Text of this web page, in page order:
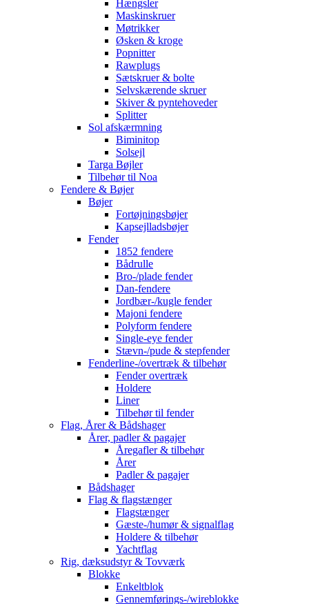
Hængsler
Maskinskruer
Møtrikker
Øsken & kroge
Popnitter
Rawplugs
Sætskruer & bolte
Selvskærende skruer
Skiver & pyntehoveder
Splitter
Sol afskærmning
Biminitop
Solsejl
Targa Bøjler
Tilbehør til Noa
Fendere & Bøjer
Bøjer
Fortøjningsbøjer
Kapsejlladsbøjer
Fender
1852 fendere
Bådrulle
Bro-/plade fender
Dan-fendere
Jordbær-/kugle fender
Majoni fendere
Polyform fendere
Single-eye fender
Stævn-/pude & stepfender
Fenderline-/overtræk & tilbehør
Fender overtræk
Holdere
Liner
Tilbehør til fender
Flag, Årer & Bådshager
Årer, padler & pagajer
Åregafler & tilbehør
Årer
Padler & pagajer
Bådshager
Flag & flagstænger
Flagstænger
Gæste-/humør & signalflag
Holdere & tilbehør
Yachtflag
Rig, dæksudstyr & Tovværk
Blokke
Enkeltblok
Gennemførings-/wireblokke